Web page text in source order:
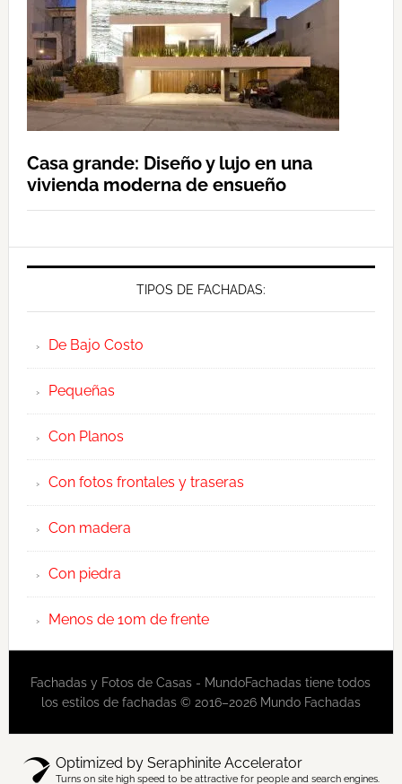
Casa grande: Diseño y lujo en una
vivienda moderna de ensueño
TIPOS DE FACHADAS:
De Bajo Costo
Pequeñas
Con Planos
Con fotos frontales y traseras
Con madera
Con piedra
Menos de 10m de frente
Fachadas y Fotos de Casas - MundoFachadas tiene todos
los estilos de fachadas © 2016–2026 Mundo Fachadas
Optimized by Seraphinite Accelerator
Turns on site high speed to be attractive for people and search engines.